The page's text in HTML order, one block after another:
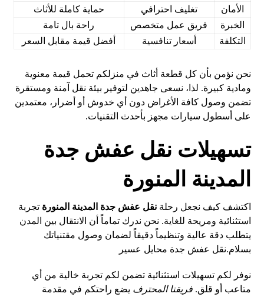
الأمان
تغليف احترافي
حماية كاملة للأثاث
الخبرة
فريق عمل متخصص
راحة بال تامة
التكلفة
أسعار تنافسية أفضل قيمة مقابل السعر
نحن نؤمن بأن كل قطعة أثاث في منزلكم تحمل قيمة معنوية
ومادية كبيرة. لذا، نسعى جاهدين لتوفير بيئة نقل آمنة ومستقرة
تضمن وصول كافة الأغراض دون أي خدوش أو أضرار، معتمدين
على أسطول سيارات مجهز بأحدث التقنيات.
تسهيلات نقل عفش جدة
المدينة المنورة
اكتشف كيف نجعل رحلةنقل عفش جدة المدينة المنورة تجربة
استثنائية ومريحة للغاية. نحن ندرك تماماً أن الانتقال بين المدن
يتطلب دقة عالية وتنظيماً دقيقاً لضمان وصول مقتنياتك
بسلام.نقل عفش جدة محايل عسير
نوفر لكم تسهيلات استثنائية تضمن لكم تجربة خالية من أي
متاعب أو قلق.فريقنا المحترف يضع راحتكم في مقدمة